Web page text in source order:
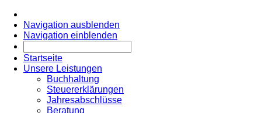
Navigation ausblenden
Navigation einblenden
Startseite
Unsere Leistungen
Buchhaltung
Steuererklärungen
Jahresabschlüsse
Beratung